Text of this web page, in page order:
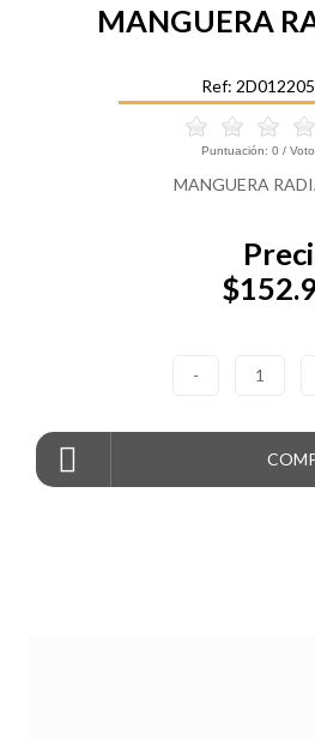
MANGUERA
Ref:
Puntuación: 0 /
MANGUERA
- 1